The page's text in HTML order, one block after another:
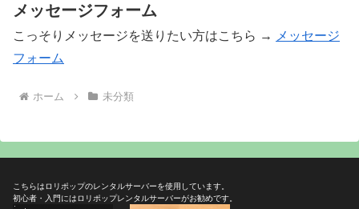
メッセージフォーム
こっそりメッセージを送りたい方はこちら →
メッセージ
フォーム
ホーム 未分類
こちらはロリポップのレンタルサーバーを使用しています。
初心者・入門にはロリポップレンタルサーバーがお勧めです。